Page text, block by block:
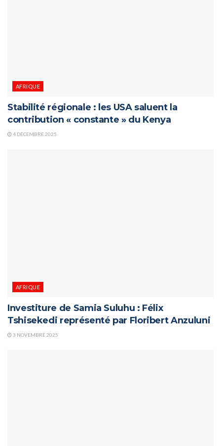
AFRIQUE
Stabilité régionale : les USA saluent la
contribution « constante » du Kenya
4 DÉCEMBRE 2025
AFRIQUE
Investiture de Samia Suluhu : Félix
Tshisekedi représenté par Floribert Anzuluni
3 NOVEMBRE 2025